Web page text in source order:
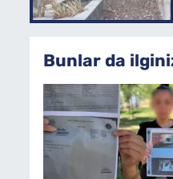
Bunlar da